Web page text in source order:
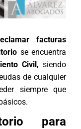
facturas
se encuentra
Civil, siendo
de cualquier
siempre que
para